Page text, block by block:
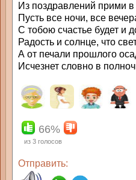
Из поздравлений прими в
Пусть все ночи, все
С тобою счастье будет и
Радость и солнце, что
А от печали прошлого
Исчезнет словно в
66%
из 3 голосов
Отправить: